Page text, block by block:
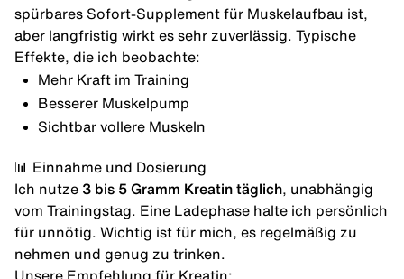
spürbares Sofort-Supplement für Muskelaufbau ist,
aber langfristig wirkt es sehr zuverlässig. Typische
Effekte, die ich beobachte:
Mehr Kraft im Training
Besserer Muskelpump
Sichtbar vollere Muskeln
📊 Einnahme und Dosierung
Ich nutze 3 bis 5 Gramm Kreatin täglich , unabhängig
vom Trainingstag. Eine Ladephase halte ich persönlich
für unnötig. Wichtig ist für mich, es regelmäßig zu
nehmen und genug zu trinken.
Unsere Empfehlung für Kreatin: